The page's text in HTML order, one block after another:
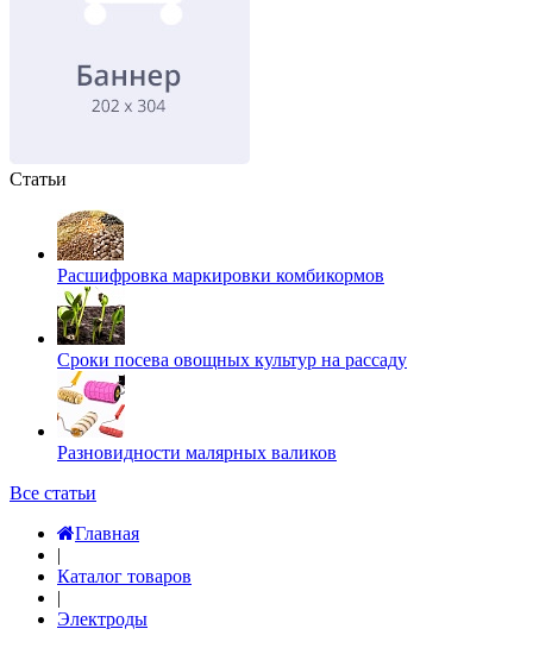
Статьи
Расшифровка маркировки комбикормов
Сроки посева овощных культур на рассаду
Разновидности малярных валиков
Все статьи
Главная
|
Каталог товаров
|
Электроды